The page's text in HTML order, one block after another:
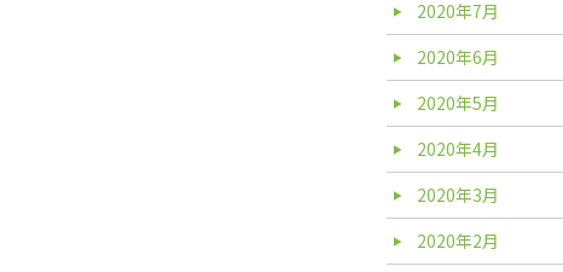
2020年7月
2020年6月
2020年5月
2020年4月
2020年3月
2020年2月